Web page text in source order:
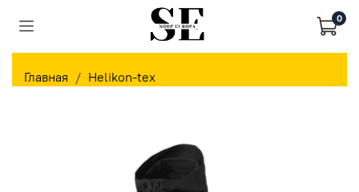
0
Главная Helikon-tex